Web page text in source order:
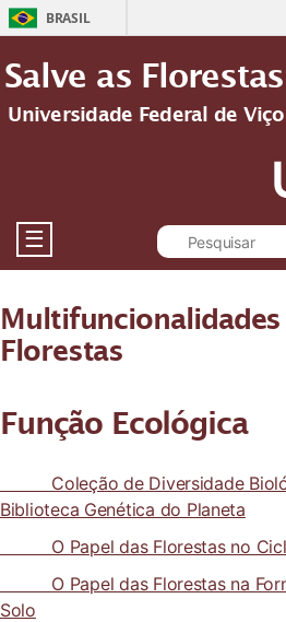
BRASIL
Salve as Florestas
Universidade Federal de
☰
Florestas
Função Ecológica
Coleção de Diversidade
Biblioteca Genética do Planeta
O Papel das Florestas no
O Papel das Florestas na
Solo